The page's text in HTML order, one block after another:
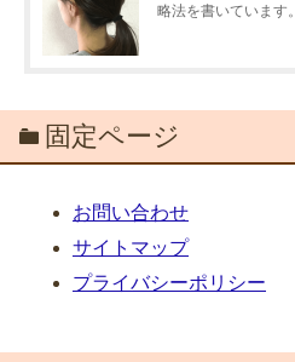
略法を書いています。
固定ページ
お問い合わせ
サイトマップ
プライバシーポリシー